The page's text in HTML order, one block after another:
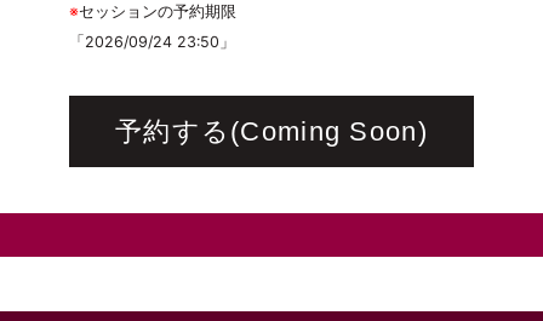
※セッションの予約期限
「2026/09/24 23:50」
予約する(Coming Soon)